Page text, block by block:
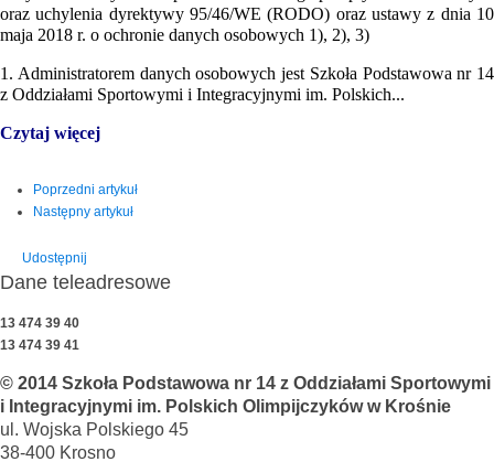
oraz uchylenia dyrektywy 95/46/WE (RODO) oraz ustawy z dnia 10
maja 2018 r. o ochronie danych osobowych 1), 2), 3)
1. Administratorem danych osobowych jest Szkoła Podstawowa nr 14
z Oddziałami Sportowymi i Integracyjnymi im. Polskich...
Czytaj więcej
Poprzedni artykuł
Następny artykuł
Udostępnij
Dane teleadresowe
13 474 39 40
13 474 39 41
© 2014 Szkoła Podstawowa nr 14 z Oddziałami Sportowymi
i Integracyjnymi im. Polskich Olimpijczyków w Krośnie
ul. Wojska Polskiego 45
38-400 Krosno